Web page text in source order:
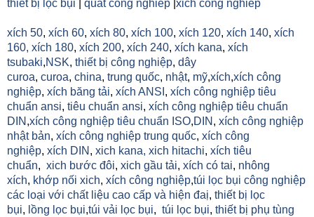
thiết bị lọc bụi
quat cong nghiep xich cong nghiep
xích 50, xích 60, xích 80, xích 100, xích 120, xích 140, xích
160, xích 180, xích 200, xích 240, xích kana, xích
tsubaki,NSK, thiết bị công nghiệp, dây
curoa, curoa, china, trung quốc, nhật, mỹ,xích,xích công
nghiệp, xích băng tải, xích ANSI , xích công nghiệp tiêu
chuẩn ansi, tiêu chuẩn ansi, xích công nghiệp tiêu chuẩn
DIN ,xích công nghiệp tiêu chuẩn ISO,DIN , xích công nghiệp
nhật bản, xích công nghiệp trung quốc, xích công
nghiệp, xích DIN , xich kana, xich hitachi, xích tiêu
chuẩn, xich bước đôi, xich gầu tải, xích có tai, nhông
xích, khớp nối xich, xích công nghiệp,túi lọc bụi công nghiệp
các loại với chất liệu cao cấp và hiện đaị, thiết bị lọc
bụi, lồng lọc bụi,túi vải lọc bụi, túi lọc bụi, thiết bị phụ tùng